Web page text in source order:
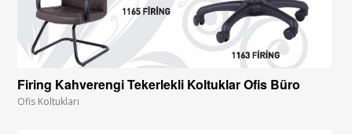
Firing Kahverengi Tekerlekli Koltuklar Ofis Büro
Ofis Koltukları